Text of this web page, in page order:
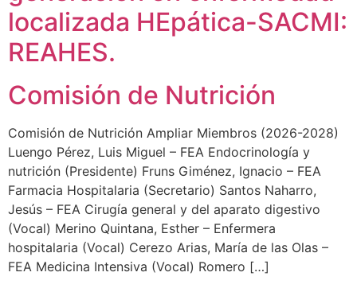
localizada HEpática-SACMI:
REAHES.
Comisión de Nutrición
Comisión de Nutrición Ampliar Miembros (2026-2028)
Luengo Pérez, Luis Miguel – FEA Endocrinología y
nutrición (Presidente) Fruns Giménez, Ignacio – FEA
Farmacia Hospitalaria (Secretario) Santos Naharro,
Jesús – FEA Cirugía general y del aparato digestivo
(Vocal) Merino Quintana, Esther – Enfermera
hospitalaria (Vocal) Cerezo Arias, María de las Olas –
FEA Medicina Intensiva (Vocal) Romero […]